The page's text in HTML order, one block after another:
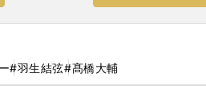
#羽生結弦#髙橋大輔